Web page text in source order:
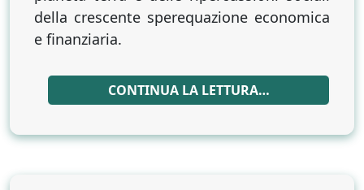
della crescente sperequazione economica
e finanziaria.
CONTINUA LA LETTURA…